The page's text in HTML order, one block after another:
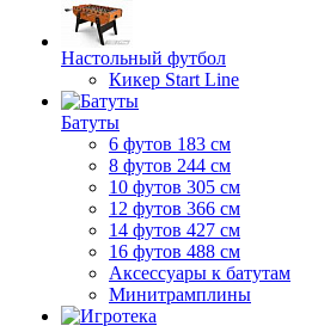
Настольный футбол
Кикер Start Line
Батуты
6 футов 183 см
8 футов 244 см
10 футов 305 см
12 футов 366 см
14 футов 427 см
16 футов 488 см
Аксессуары к батутам
Минитрамплины